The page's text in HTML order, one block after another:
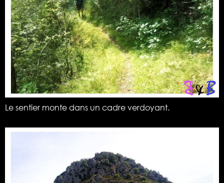
Le sentier monte dans un cadre verdoyant.